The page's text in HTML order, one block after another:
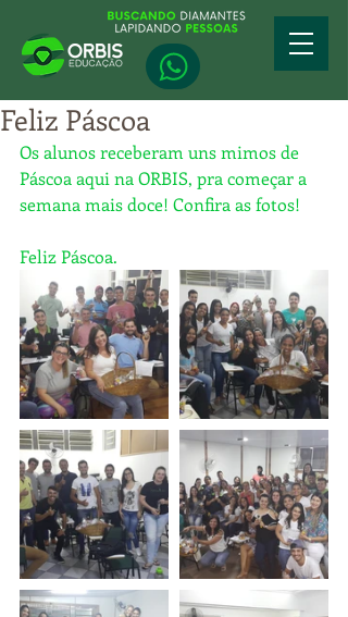
Feliz Páscoa
Os alunos receberam uns mimos de
Páscoa aqui na ORBIS, pra começar a
semana mais doce! Confira as fotos!
Feliz Páscoa.